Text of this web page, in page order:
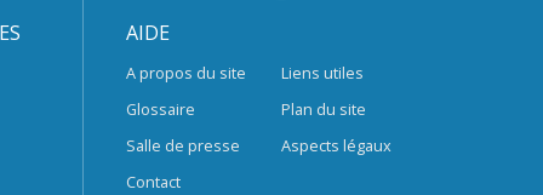
AIDE
A propos du site
Glossaire
Salle de presse
Contact
Liens utiles
Plan du site
Aspects légaux